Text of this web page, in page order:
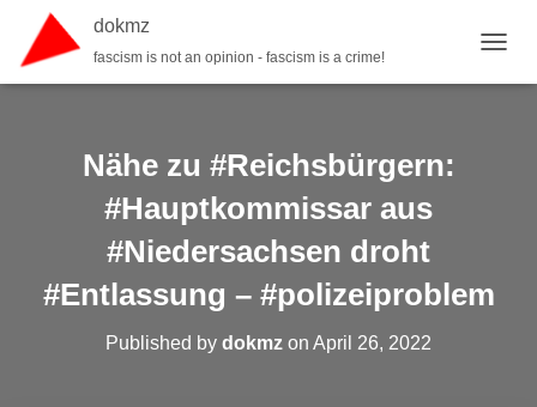
dokmz
fascism is not an opinion - fascism is a crime!
Nähe zu #Reichsbürgern:
#Hauptkommissar aus
#Niedersachsen droht
#Entlassung – #polizeiproblem
Published by dokmz on April 26, 2022